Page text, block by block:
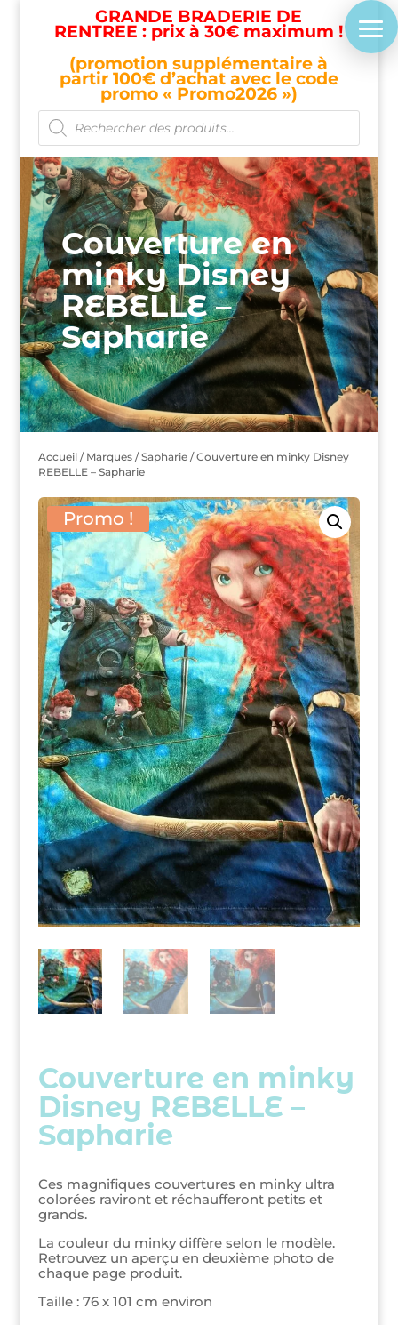
GRANDE BRADERIE DE
RENTREE : prix à 30€ maximum !
(promotion supplémentaire à
partir 100€ d’achat avec le code
promo « Promo2026 »)
Recherche
produits
Couverture en
minky Disney
REBELLE –
Sapharie
Accueil/ Marques/Sapharie/ Couverture en minky Disney
REBELLE – Sapharie
Promo !
Couverture en minky
Disney REBELLE –
Sapharie
Ces magnifiques couvertures en minky ultra
colorées raviront et réchaufferont petits et
grands.
La couleur du minky diffère selon le modèle.
Retrouvez un aperçu en deuxième photo de
chaque page produit.
Taille : 76 x 101 cm environ